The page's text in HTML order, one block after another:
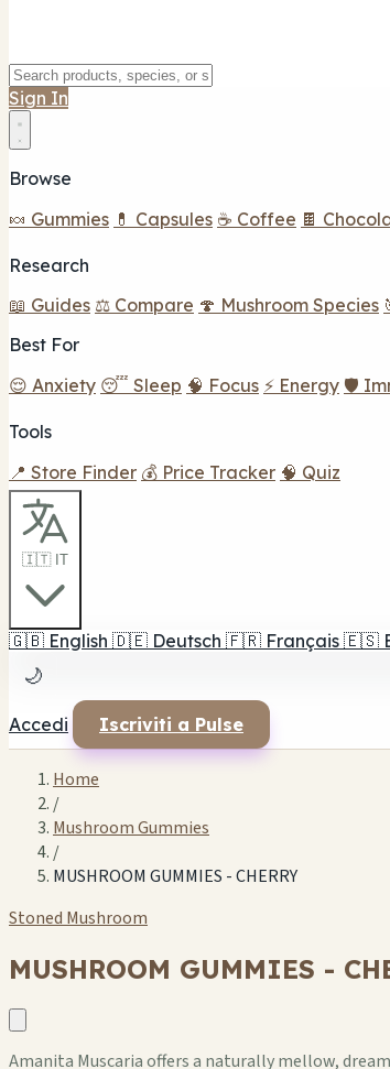
Sign In
Browse
🍬 Gummies 💊 Capsules ☕ Coffee 🍫
Research
📖 Guides ⚖️ Compare 🍄 Mushroom Species
Best For
😌 Anxiety 😴 Sleep 🧠 Focus ⚡ Energy 🛡️
Tools
📍 Store Finder 💰 Price Tracker 🧠 Quiz
🇮🇹 IT
🇬🇧 English 🇩🇪 Deutsch 🇫🇷 Français 🇪🇸
🌙
Accedi Iscriviti a Pulse
Home
/
Mushroom Gummies
/
MUSHROOM GUMMIES - CHERRY
Stoned Mushroom
MUSHROOM GUMMIES -
Amanita Muscaria offers a naturally mellow,